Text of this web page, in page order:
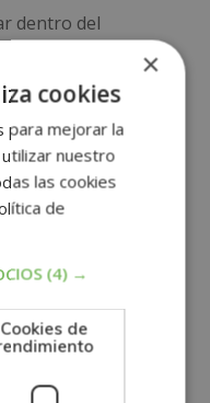
dentro del
de forma
empleados, sus
×
cookies
para mejorar la
nuestro
las cookies
de
(4) →
Cookies de